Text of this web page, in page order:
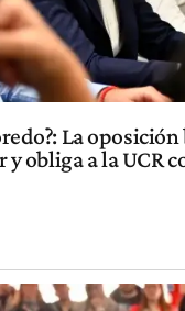
La
obliga a la UCR